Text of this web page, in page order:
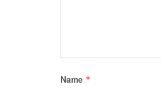
Name *